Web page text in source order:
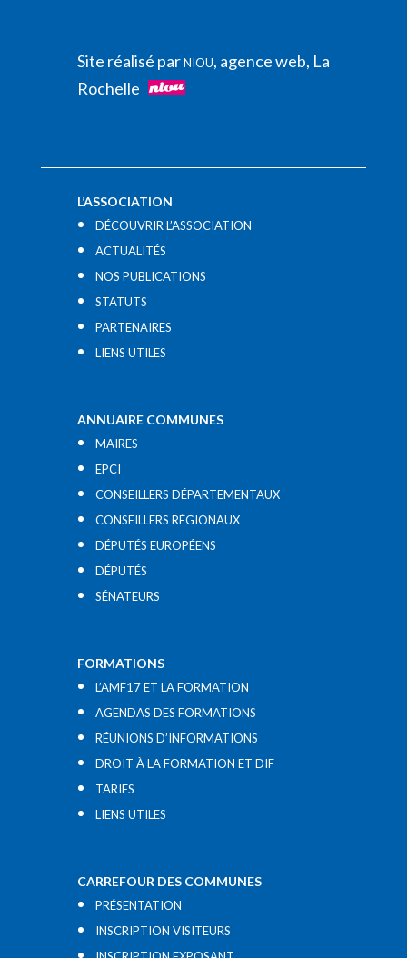
Site réalisé parNIOU, agence web, La
Rochelle
L’ASSOCIATION
DÉCOUVRIR L’ASSOCIATION
ACTUALITÉS
NOS PUBLICATIONS
STATUTS
PARTENAIRES
LIENS UTILES​
ANNUAIRE COMMUNES
MAIRES
EPCI
CONSEILLERS DÉPARTEMENTAUX
CONSEILLERS RÉGIONAUX
DÉPUTÉS EUROPÉENS
DÉPUTÉS
SÉNATEURS
FORMATIONS
L’AMF17 ET LA FORMATION
AGENDAS DES FORMATIONS
RÉUNIONS D’INFORMATIONS
DROIT À LA FORMATION ET DIF
TARIFS
LIENS UTILES​
CARREFOUR DES COMMUNES
PRÉSENTATION
INSCRIPTION VISITEURS